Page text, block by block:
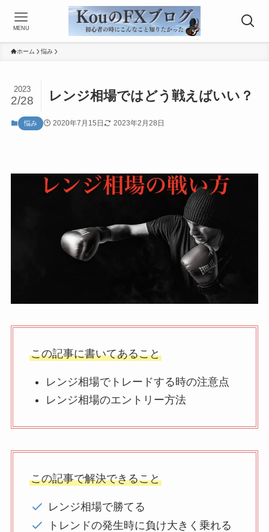
MENU
ホーム 悩み
レンジ相場ではどう戦えばいい？
2023
2/28
悩み 2020年7月15日 2023年2月28日
この記事に書いてあること
レンジ相場でトレードする時の注意点
レンジ相場のエントリー方法
この記事で解決できること
レンジ相場で勝てる
トレンドの発生時に負け大きく乗れる